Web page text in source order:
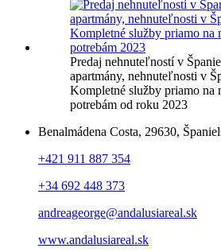
Predaj nehnuteľností v
apartmány, nehnuteľnosti v
Kompletné služby priamo na
potrebám od roku 2023
Benalmádena Costa, 29630,
+421 911 887 354
+34 692 448 373
andreageorge@andalusiareal.sk
www.andalusiareal.sk